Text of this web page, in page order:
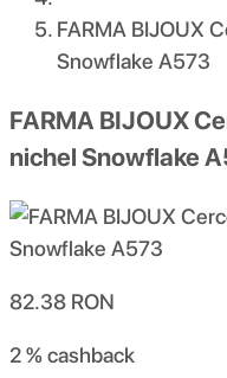
FARMA BIJOUX
Snowflake A573
FARMA BIJOUX
nichel Snowflake
82.38 RON
2 %cashback